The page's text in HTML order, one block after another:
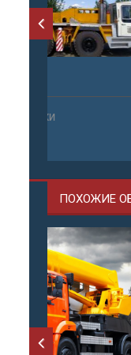
ПОХОЖИЕ